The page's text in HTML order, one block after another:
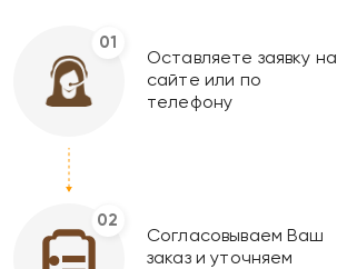
01
Оставляете заявку на
сайте или по
телефону
02
Согласовываем Ваш
заказ и уточняем